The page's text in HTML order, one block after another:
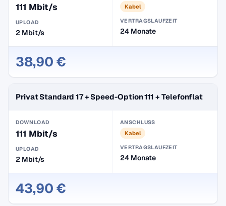
111 Mbit/s
UPLOAD
2 Mbit/s
Kabel
VERTRAGSLAUFZEIT
24 Monate
38,90 €
Privat Standard 17 + Speed-Option 111 + Telefonflat
DOWNLOAD
111 Mbit/s
UPLOAD
2 Mbit/s
ANSCHLUSS
Kabel
VERTRAGSLAUFZEIT
24 Monate
43,90 €